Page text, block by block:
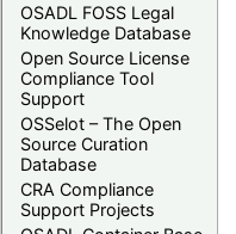
OSADL FOSS Legal
Knowledge Database
Open Source License
Compliance Tool
Support
OSSelot – The Open
Source Curation
Database
CRA Compliance
Support Projects